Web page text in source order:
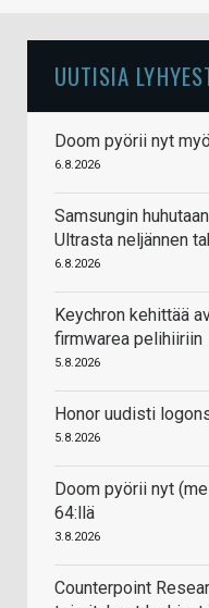
UUTISIA
Doom pyörii nyt
6.8.2026
Samsungin
Ultrasta neljännen
6.8.2026
Keychron kehittää
firmwarea pelihiiriin
5.8.2026
Honor uudisti
5.8.2026
Doom pyörii nyt
64:llä
3.8.2026
Counterpoint